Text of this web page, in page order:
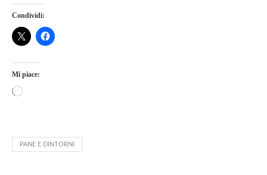
Condividi:
Mi piace:
PANE E DINTORNI